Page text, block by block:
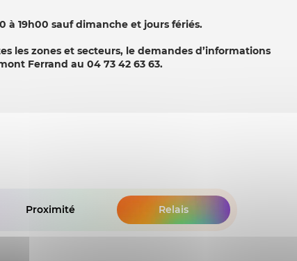
19h00 sauf dimanche et jours fériés.
les zones et secteurs, le demandes d’informations
Ferrand au 04 73 42 63 63.
Proximité Relais